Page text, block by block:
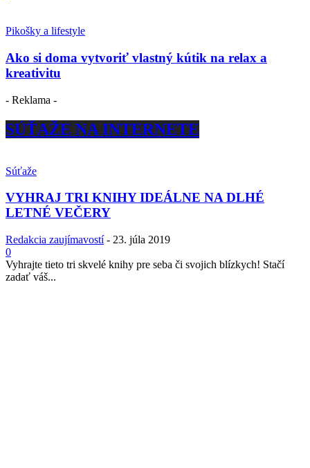
Pikošky a lifestyle
Ako si doma vytvoriť vlastný kútik na relax a
kreativitu
- Reklama -
SÚŤAŽE NA INTERNETE
Súťaže
VYHRAJ TRI KNIHY IDEÁLNE NA DLHÉ
LETNÉ VEČERY
Redakcia zaujímavostí - 23. júla 2019
0
Vyhrajte tieto tri skvelé knihy pre seba či svojich blízkych! Stačí
zadať váš...